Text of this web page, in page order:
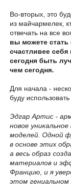
Во-вторых, это
из майчармелек,
отвечать на все
вы можете стать
счастливее
сегодня быть
чем сегодня.
Для начала -
буду использовать
Эдгар Артис -
новое
моделей. Одной
в основе этих
а весь образ
материалов и
Францию, и я
этом гениальном